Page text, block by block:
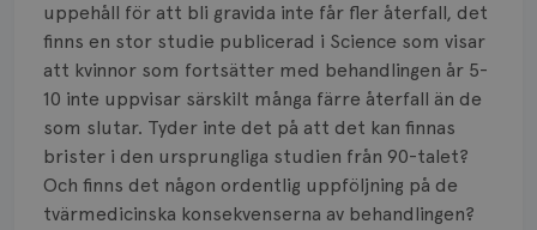
uppehåll för att bli gravida inte får fler återfall, det
finns en stor studie publicerad i Science som visar
att kvinnor som fortsätter med behandlingen år 5-
10 inte uppvisar särskilt många färre återfall än de
som slutar. Tyder inte det på att det kan finnas
brister i den ursprungliga studien från 90-talet?
Och finns det någon ordentlig uppföljning på de
tvärmedicinska konsekvenserna av behandlingen?
Smärta
Prognos
Risker
Spridd bröstcancer